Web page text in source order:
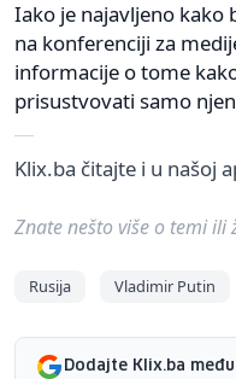
Iako je najavljeno kako
na konferenciji za
informacije o tome
prisustvovati samo
Klix.ba čitajte i u našoj
Znate nešto više o temi
Rusija Vladimir Putin
Dodajte Klix.ba